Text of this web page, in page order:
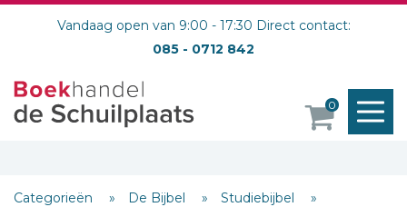
Vandaag open van 9:00 - 17:30 Direct contact:
085 - 0712 842
0
Categorieën De Bijbel
Studiebijbel